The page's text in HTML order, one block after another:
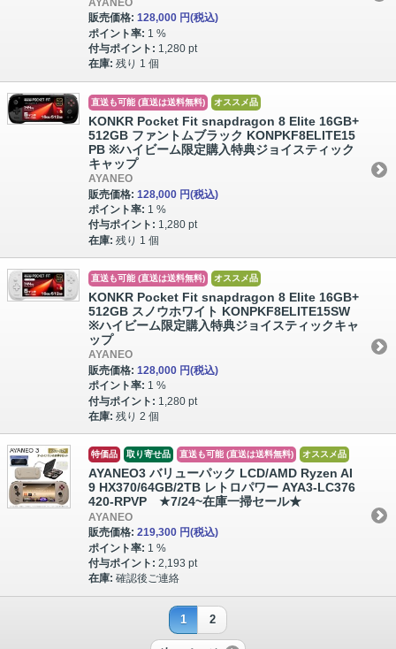
AYANEO
販売価格: 128,000 円(税込)
ポイント率: 1 %
付与ポイント: 1,280 pt
在庫: 残り 1 個
直送も可能 (直送は送料無料) オススメ品
KONKR Pocket Fit snapdragon 8 Elite 16GB+
512GB ファントムブラック KONPKF8ELITE15
PB ※ハイビーム限定購入特典ジョイスティック
キャップ
AYANEO
販売価格: 128,000 円(税込)
ポイント率: 1 %
付与ポイント: 1,280 pt
在庫: 残り 1 個
直送も可能 (直送は送料無料) オススメ品
KONKR Pocket Fit snapdragon 8 Elite 16GB+
512GB スノウホワイト KONPKF8ELITE15SW
※ハイビーム限定購入特典ジョイスティックキャ
ップ
AYANEO
販売価格: 128,000 円(税込)
ポイント率: 1 %
付与ポイント: 1,280 pt
在庫: 残り 2 個
特価品 取り寄せ品 直送も可能 (直送は送料無料) オススメ品
AYANEO3 バリューパック LCD/AMD Ryzen AI
9 HX370/64GB/2TB レトロパワー AYA3-LC376
420-RPVP ★7/24~在庫一掃セール★
AYANEO
販売価格: 219,300 円(税込)
ポイント率: 1 %
付与ポイント: 2,193 pt
在庫: 確認後ご連絡
1 2